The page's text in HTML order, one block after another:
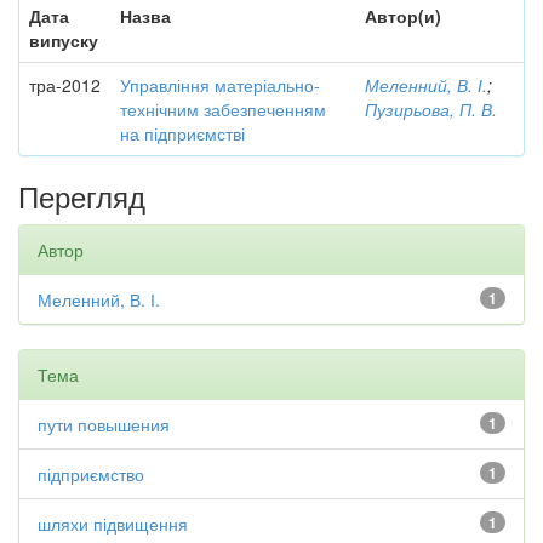
Дата
випуску
Назва Автор(и)
тра-2012
Управління матеріально-
технічним забезпеченням
на підприємстві
Меленний, В. І.;
Пузирьова, П. В.
Перегляд
Автор
1
Меленний, В. І.
Тема
1
пути повышения
1
підприємство
1
шляхи підвищення